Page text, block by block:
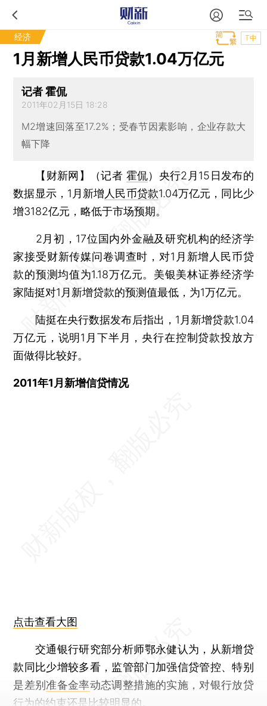
经济 T中
1月新增人民币贷款1.04万亿元
记者 霍侃
2011年02月15日 18:28
M2增速回落至17.2%；受春节因素影响，企业存款大
幅下降
【财新网】（记者 霍侃） 央行2月15日发布的
数据显示，1月新增 人民币贷款1.04万亿元，同比少
增3182亿元，略低于市场预期。
2月初，17位国内外金融及研究机构的经济学
家接受财新传媒问卷调查时，对1月新增人民币贷
款的预测均值为1.18万亿元。美银美林证券经济学
家陆挺对1月新增贷款的预测值最低，为1万亿元。
陆挺在央行数据发布后指出，1月新增贷款1.04
万亿元，说明1月下半月，央行在控制贷款投放方
面做得比较好。
2011年1月新增信贷情况
点击查看大图
交通银行研究部分析师鄂永健认为，从新增贷
款同比少增较多看，监管部门加强信贷管控、特别
是差别准备金率动态调整措施的实施，对银行放贷
行为的约束还是比较明显的。